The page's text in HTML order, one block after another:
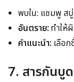
พบใน: แชมพู ส
อันตราย:ทำให้
คำแนะนำ: เลือ
7. สารกันบู